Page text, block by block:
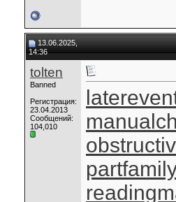
13.06.2025,
14:36
tolten
Banned
Регистрация:
23.04.2013
Сообщений:
104,010